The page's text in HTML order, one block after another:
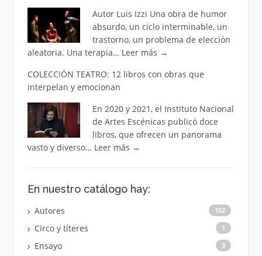
Autor Luis Izzi Una obra de humor
absurdo, un ciclo interminable, un
trastorno, un problema de elección
aleatoria. Una terapia… Leer más →
COLECCIÓN TEATRO: 12 libros con obras que
interpelan y emocionan
En 2020 y 2021, el Instituto Nacional
de Artes Escénicas publicó doce
libros, que ofrecen un panorama
vasto y diverso… Leer más →
En nuestro catálogo hay:
Autores 152
Circo y títeres 1
Ensayo 3